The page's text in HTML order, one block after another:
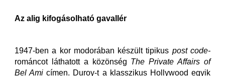
Az alig kifogásolható gavallér
1947-ben a kor modorában készült tipikus post code-
románcot láthatott a közönség The Private Affairs of
Bel Amicímen. Duroy-t a klasszikus Hollywood egyik